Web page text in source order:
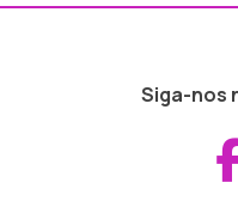
Siga-nos